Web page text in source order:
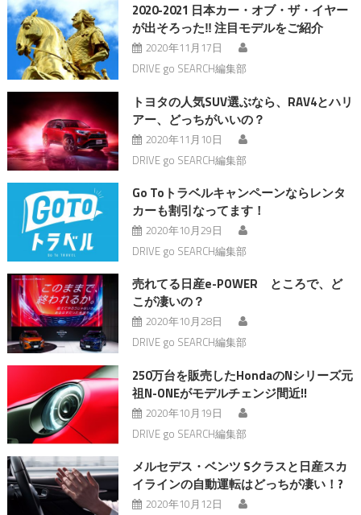
2020-2021 日本カー・オブ・ザ・イヤー
が出そろった‼︎ 注目モデルをご紹介
2020年11月17日
DRIVE go SEARCH編集部
トヨタの人気SUV選ぶなら、RAV4とハリ
アー、どっちがいいの？
2020年11月10日
DRIVE go SEARCH編集部
Go Toトラベルキャンペーンならレンタ
カーも割引なってます！
2020年10月29日
DRIVE go SEARCH編集部
売れてる日産e-POWER ところで、ど
こが凄いの？
2020年10月28日
DRIVE go SEARCH編集部
250万台を販売したHondaのNシリーズ元
祖N-ONEがモデルチェンジ間近!!
2020年10月19日
DRIVE go SEARCH編集部
メルセデス・ベンツ Sクラスと日産スカ
イラインの自動運転はどっちが凄い！?
2020年10月12日